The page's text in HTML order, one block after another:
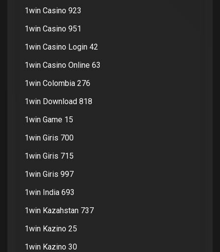
1win Casino 923
1win Casino 951
1win Casino Login 42
1win Casino Online 63
1win Colombia 276
1win Download 818
1win Game 15
1win Giris 700
1win Giris 715
1win Giris 997
1win India 693
1win Kazahstan 737
1win Kazino 25
1win Kazino 30